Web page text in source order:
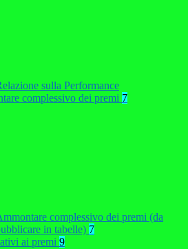
sulla Performance
complessivo dei premi 7
complessivo dei premi (da
in tabelle) 7
ai premi 9